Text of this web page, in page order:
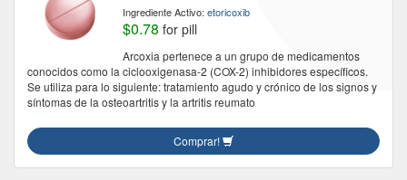
Ingrediente Activo: etoricoxib
$0.78 for pill
Arcoxia pertenece a un grupo de medicamentos
conocidos como la ciclooxigenasa-2 (COX-2) inhibidores específicos.
Se utiliza para lo siguiente: tratamiento agudo y crónico de los signos y
síntomas de la osteoartritis y la artritis reumato
Comprar!